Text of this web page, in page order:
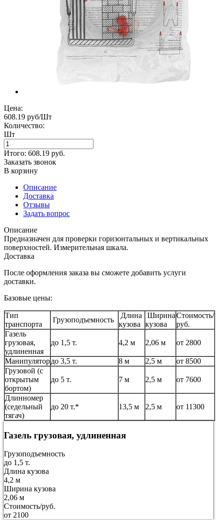
Цена:
608.19 руб/Шт
Количество:
Шт
Итого: 608.19 руб.
Заказать звонок
В корзину
Описание
Доставка
Отзывы
Задать вопрос
Описание
Предназначен для проверки горизонтальных и вертикальных
поверхностей. Измерительная шкала.
Доставка
После оформления заказа вы сможете добавить услуги
доставки.
Базовые цены:
Тип
транспорта
Грузоподъемность
Длина
кузова
Ширина
кузова
Стоимость/
руб.
Газель
грузовая,
удлиненная
до 1,5 т. 4,2 м 2,06 м от 2800
Манипулятордо 3,5 т. 8 м 2,5 м
от 8500
Грузовой (с
открытым
бортом)
до 5 т. 7 м 2,5 м от 7600
Длинномер
(седельный
тягач)
до 20 т.* 13,5 м 2,5 м от 11300
Газель грузовая, удлиненная
Грузоподъемность
до 1,5 т.
Длина кузова
4,2 м
Ширина кузова
2,06 м
Стоимость/руб.
от 2100